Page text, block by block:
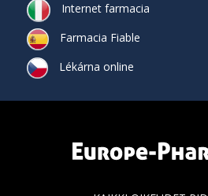
Internet farmacia
Farmacia Fiable
Lékárna online